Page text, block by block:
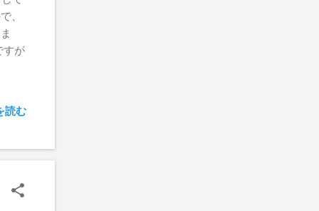
、
すが
読む